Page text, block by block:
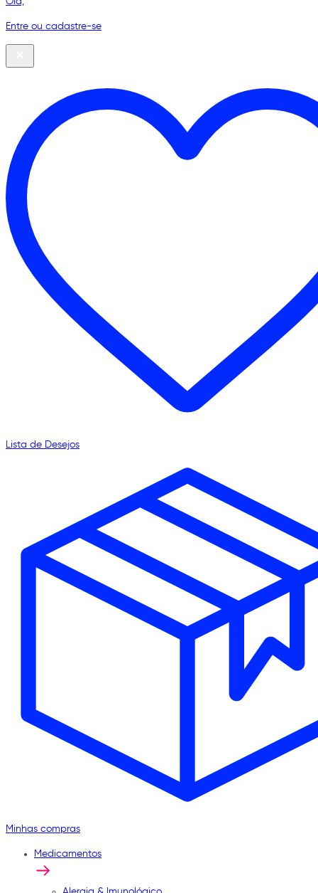
Entre ou cadastre-se
Lista de Desejos
Minhas compras
Medicamentos